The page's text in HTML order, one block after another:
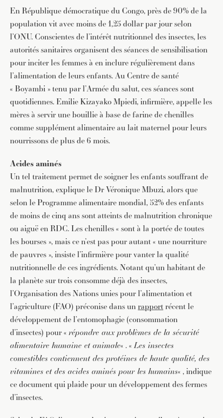
En République démocratique du Congo, près de 90% de la
population vit avec moins de 1,25 dollar par jour selon
l’ONU. Conscientes de l’intérêt nutritionnel des insectes, les
autorités sanitaires organisent des séances de sensibilisation
pour inciter les femmes à en inclure régulièrement dans
l’alimentation de leurs enfants. Au Centre de santé
« Boyambi » tenu par l’Armée du salut, ces séances sont
quotidiennes. Emilie Kizayako Mpiedi, infirmière, appelle les
mères à servir une bouillie à base de farine de chenilles
comme supplément alimentaire au lait maternel pour leurs
nourrissons de plus de 6 mois.
Acides aminés
Un tel traitement permet de soigner les enfants souffrant de
malnutrition, explique le Dr Véronique Mbuzi, alors que
selon le Programme alimentaire mondial, 52% des enfants
de moins de cinq ans sont atteints de malnutrition chronique
ou aiguë en RDC. Les chenilles « sont à la portée de toutes
les bourses », mais ce n’est pas pour autant « une nourriture
de pauvres », insiste l’infirmière pour vanter la qualité
nutritionnelle de ces ingrédients. Notant qu’un habitant de
la planète sur trois consomme déjà des insectes,
l’Organisation des Nations unies pour l’alimentation et
l’agriculture (FAO) préconise dans unrapportrécent le
développement de l’entomophagie (consommation
d’insectes) pour « répondre aux problèmes de la sécurité
alimentaire humaine et animale« . «Les insectes
comestibles contiennent des protéines de haute qualité, des
vitamines et des acides aminés pour les humains« , indique
ce document qui plaide pour un développement des fermes
d’insectes.